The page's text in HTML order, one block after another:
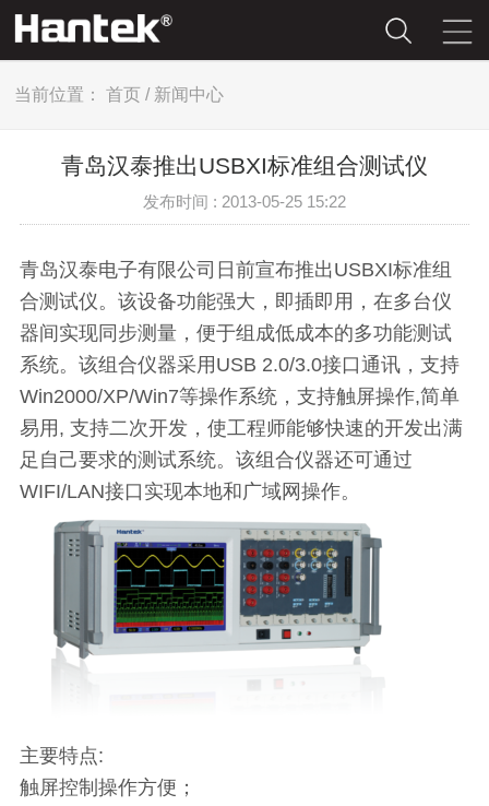
当前位置： 首页 / 新闻中心
青岛汉泰推出USBXI标准组合测试仪
发布时间 : 2013-05-25 15:22
青岛汉泰电子有限公司日前宣布推出USBXI标准组
合测试仪。该设备功能强大，即插即用，在多台仪
器间实现同步测量，便于组成低成本的多功能测试
系统。该组合仪器采用USB 2.0/3.0接口通讯，支持
Win2000/XP/Win7等操作系统，支持触屏操作,简单
易用, 支持二次开发，使工程师能够快速的开发出满
足自己要求的测试系统。该组合仪器还可通过
WIFI/LAN接口实现本地和广域网操作。
主要特点:
触屏控制操作方便；